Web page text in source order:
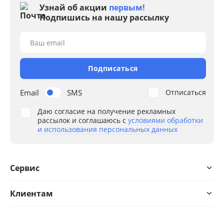
Узнай об акции первым!
Подпишись на нашу рассылку
Email SMS
Ваш email
Подписаться
Даю согласие на получение рекламных
рассылок и соглашаюсь с условиями обработки
и использования персональных данных
Отписаться
Сервис
Клиентам